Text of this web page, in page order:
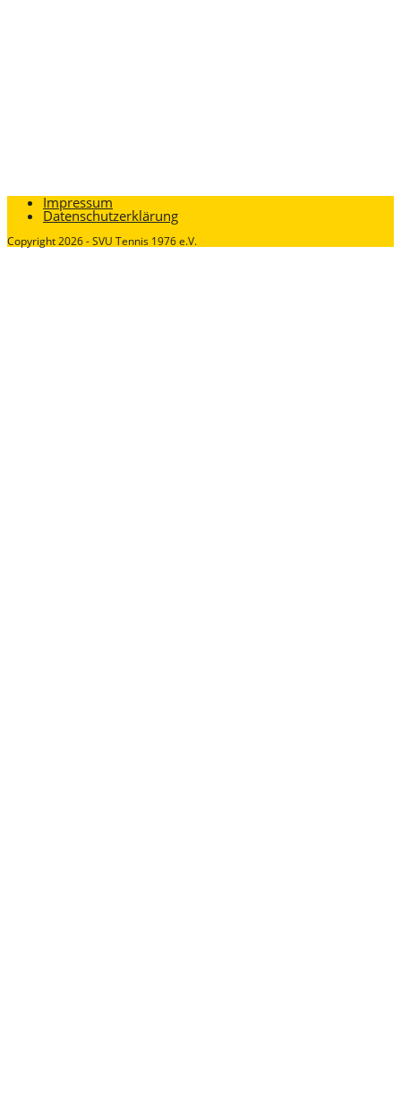
Impressum
Datenschutzerklärung
Copyright 2026 - SVU Tennis 1976 e.V.